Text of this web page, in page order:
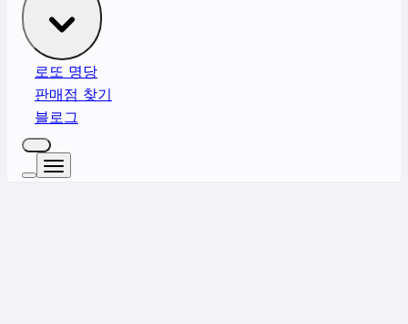
로또 명당
판매점 찾기
블로그